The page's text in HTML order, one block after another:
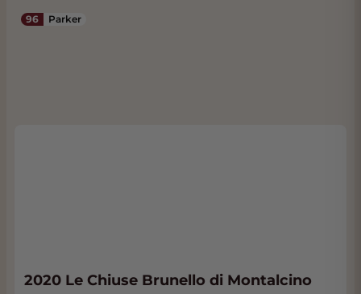
96 Parker
2020 Le Chiuse Brunello di Montalcino